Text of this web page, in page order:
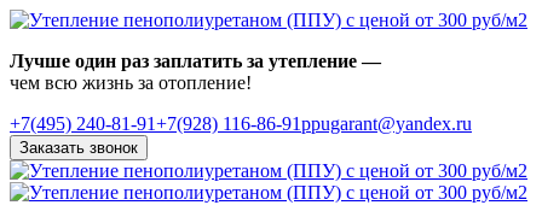
Лучше один раз заплатить за утепление —
чем всю жизнь за отопление!
+7(495) 240-81-91+7(928) 116-86-91ppugarant@yandex.ru
Заказать звонок